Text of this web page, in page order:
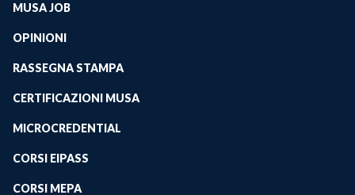
MUSA JOB
OPINIONI
RASSEGNA STAMPA
CERTIFICAZIONI MUSA
MICROCREDENTIAL
CORSI EIPASS
CORSI MEPA